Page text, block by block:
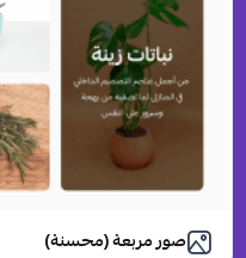
صور مربعة (محسنة)